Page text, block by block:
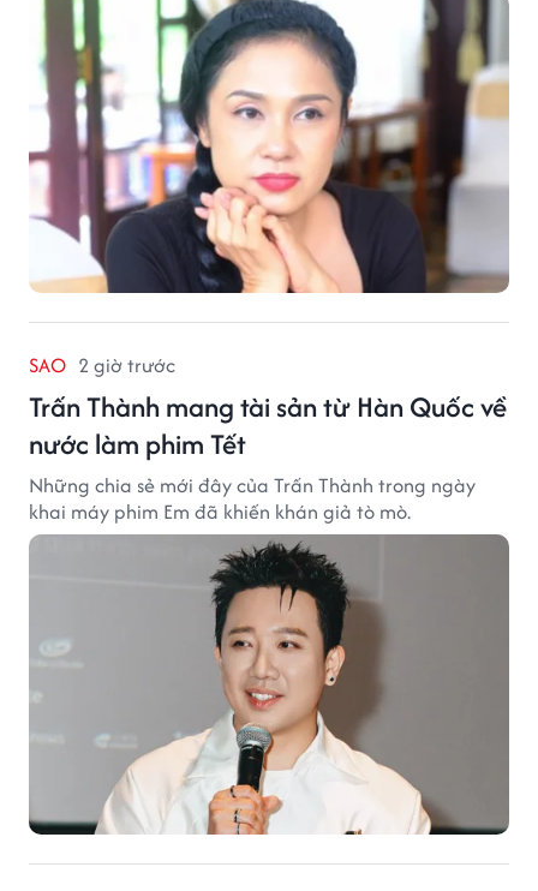
SAO 2 giờ trước
Trấn Thành mang tài sản từ Hàn Quốc về
nước làm phim Tết
Những chia sẻ mới đây của Trấn Thành trong ngày
khai máy phim Em đã khiến khán giả tò mò.